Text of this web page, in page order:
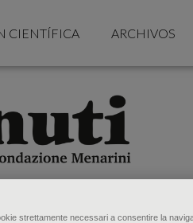
CIENTÍFICA ARCHIVOS
strettamente necessari a consentire la